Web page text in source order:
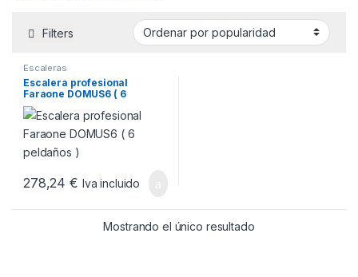
Filters
Escaleras
Escalera profesional
Faraone DOMUS6 ( 6
peldaños )
278,24€ Iva incluido
Mostrando el único resultado